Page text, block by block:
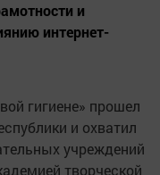
и
интернет-
гигиене» прошел
и охватил
учреждений
творческой